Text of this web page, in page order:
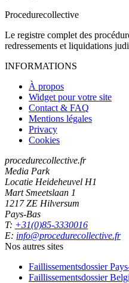
Procedurecollective
Le registre complet des
redressements et liquidations
INFORMATIONS
À propos
Widget pour votre site
Contact & FAQ
Mentions légales
Privacy
Cookies
procedurecollective.fr
Media Park
Locatie Heideheuvel H1
Mart Smeetslaan 1
1217 ZE Hilversum
Pays-Bas
T: +31(0)85-3330016
E: info@procedurecollective.fr
Nos autres sites
Faillissementsdossier
Faillissementsdossier